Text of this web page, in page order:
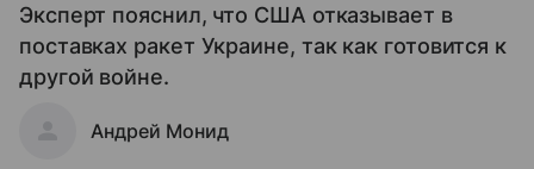
Эксперт пояснил, что США отказывает в
поставках ракет Украине, так как готовится к
другой войне.
Андрей Монид